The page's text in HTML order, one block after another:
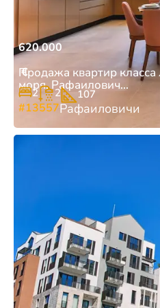
620.000
€
Продажа квартир
моря, Рафаилович...
2 2 107
#13557Рафаиловичи